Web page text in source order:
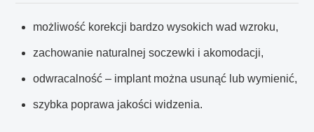
możliwość korekcji bardzo wysokich wad wzroku,
zachowanie naturalnej soczewki i akomodacji,
odwracalność – implant można usunąć lub wymienić,
szybka poprawa jakości widzenia.